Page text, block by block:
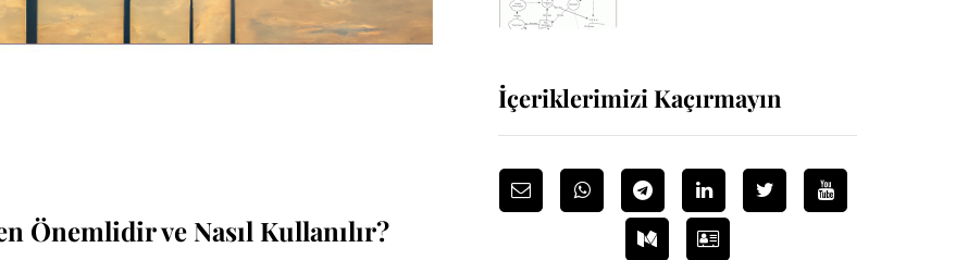
Önemlidir ve Nasıl Kullanılır?
İçeriklerimizi Kaçırmayın